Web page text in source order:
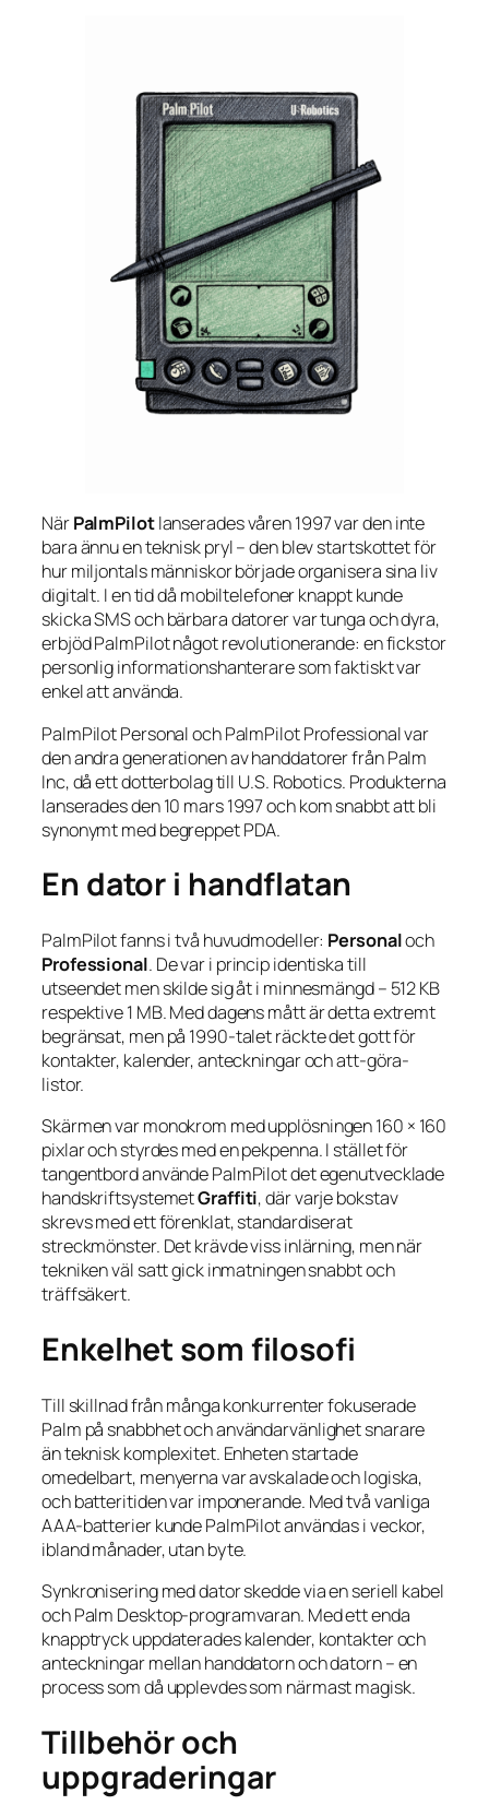
NärPalmPilotlanserades våren 1997 var den inte
bara ännu en teknisk pryl – den blev startskottet för
hur miljontals människor började organisera sina liv
digitalt. I en tid då mobiltelefoner knappt kunde
skicka SMS och bärbara datorer var tunga och dyra,
erbjöd PalmPilot något revolutionerande: en fickstor
personlig informationshanterare som faktiskt var
enkel att använda.
PalmPilot Personal och PalmPilot Professional var
den andra generationen av handdatorer från Palm
Inc, då ett dotterbolag till U.S. Robotics. Produkterna
lanserades den 10 mars 1997 och kom snabbt att bli
synonymt med begreppet PDA.
En dator i handflatan
PalmPilot fanns i två huvudmodeller: Personaloch
Professional. De var i princip identiska till
utseendet men skilde sig åt i minnesmängd – 512 KB
respektive 1 MB. Med dagens mått är detta extremt
begränsat, men på 1990-talet räckte det gott för
kontakter, kalender, anteckningar och att-göra-
listor.
Skärmen var monokrom med upplösningen 160 × 160
pixlar och styrdes med en pekpenna. I stället för
tangentbord använde PalmPilot det egenutvecklade
handskriftsystemetGraffiti, där varje bokstav
skrevs med ett förenklat, standardiserat
streckmönster. Det krävde viss inlärning, men när
tekniken väl satt gick inmatningen snabbt och
träffsäkert.
Enkelhet som filosofi
Till skillnad från många konkurrenter fokuserade
Palm på snabbhet och användarvänlighet snarare
än teknisk komplexitet. Enheten startade
omedelbart, menyerna var avskalade och logiska,
och batteritiden var imponerande. Med två vanliga
AAA-batterier kunde PalmPilot användas i veckor,
ibland månader, utan byte.
Synkronisering med dator skedde via en seriell kabel
och Palm Desktop-programvaran. Med ett enda
knapptryck uppdaterades kalender, kontakter och
anteckningar mellan handdatorn och datorn – en
process som då upplevdes som närmast magisk.
Tillbehör och
uppgraderingar